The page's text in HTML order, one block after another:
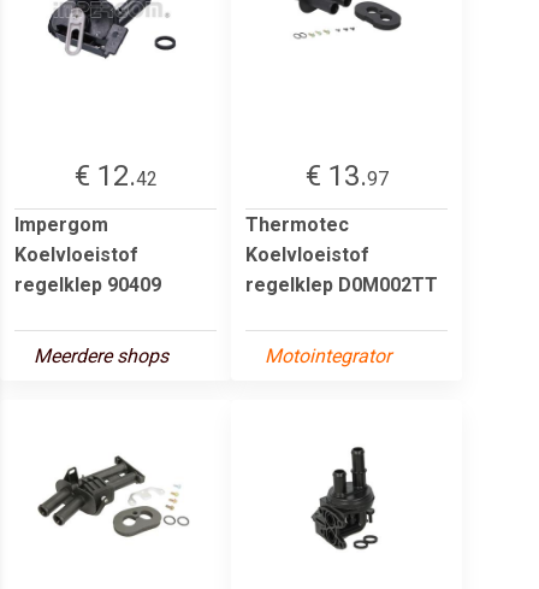
€ 12.42
Impergom
Koelvloeistof
regelklep 90409
Meerdere shops
€ 13.97
Thermotec
Koelvloeistof
regelklep D0M002TT
Motointegrator